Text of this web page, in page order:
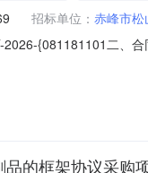
招标单位： 赤峰市
{081181101二、
卫生院联系方式：
的框架协议采购